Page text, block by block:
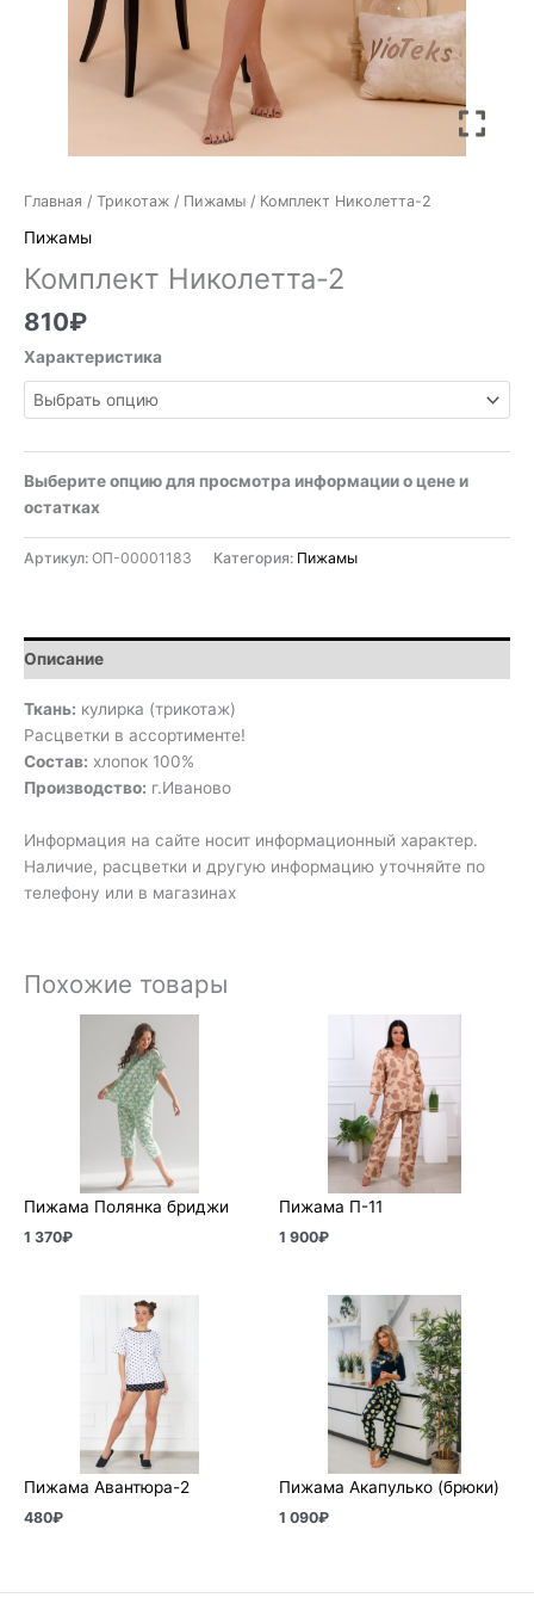
Главная / Трикотаж / Пижамы / Комплект Николетта-2
Пижамы
Комплект Николетта-2
810₽
Характеристика
Выберите опцию для просмотра информации о цене и
остатках
Артикул: ОП-00001183 Категория: Пижамы
Описание
Ткань: кулирка (трикотаж)
Расцветки в ассортименте!
Состав: хлопок 100%
Производство: г.Иваново
Информация на сайте носит информационный характер.
Наличие, расцветки и другую информацию уточняйте по
телефону или в магазинах
Похожие товары
Пижама Полянка бриджи
1 370₽
Пижама П-11
1 900₽
Пижама Авантюра-2
480₽
Пижама Акапулько (брюки)
1 090₽